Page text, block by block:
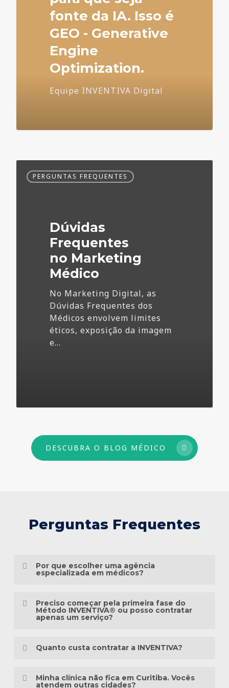
fonte da IA. Isso é
GEO - Generative
Engine
Optimization.
Equipe INVENTIVA Digital
Frequentes
PERGUNTAS FREQUENTES
Dúvidas
Frequentes
no Marketing
Médico
No Marketing Digital, as
Dúvidas Frequentes dos
Médicos envolvem limites
éticos, exposição da imagem
e…
DESCUBRA O BLOG MÉDICO
Perguntas Frequentes
Por que escolher uma agência
especializada em médicos?
mais do que conhecimento em publicidade.
paciente, as particularidades das
como as pessoas pesquisam sintomas,
Preciso começar pela primeira fase do
Método INVENTIVA® ou posso contratar
apenas um serviço?
diferente da sua presença digital. Algumas
Quanto custa contratar a INVENTIVA?
padronizados, porque cada clínica possui
Minha clínica não fica em Curitiba. Vocês
atendem outras cidades?